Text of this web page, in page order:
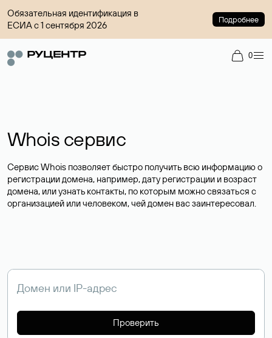
Обязательная идентификация в
ЕСИА с 1 сентября 2026
Подробнее
0
Whois сервис
Сервис Whois позволяет быстро получить всю информацию о
регистрации домена, например, дату регистрации и возраст
домена, или узнать контакты, по которым можно связаться с
организацией или человеком, чей домен вас заинтересовал.
Проверить